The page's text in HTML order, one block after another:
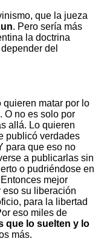
que la jueza
. Pero sería más
la doctrina
del
quieren matar por lo
O no es solo por
allá. Lo quieren
publicó verdades
para que eso no
a publicarlas sin
o pudriéndose en
mejor
su liberación
para la libertad
eso miles de
que lo suelten y lo
más.